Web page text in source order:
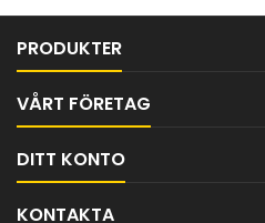
PRODUKTER
VÅRT FÖRETAG
DITT KONTO
KONTAKTA